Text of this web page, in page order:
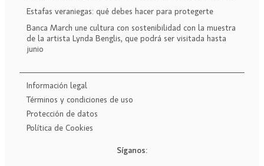
Estafas veraniegas: qué debes hacer para protegerte
Banca March une cultura con sostenibilidad con la muestra
de la artista Lynda Benglis, que podrá ser visitada hasta
junio
Información legal
Términos y condiciones de uso
Protección de datos
Política de Cookies
Síganos: